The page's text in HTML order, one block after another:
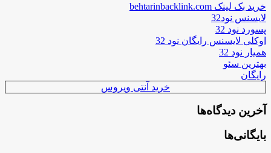
خرید بک لینک behtarinbacklink.com
لایسنس نود32
پسورد نود 32
اوکلی لایسنس رایگان نود 32
همیار نود 32
بهترین سئو
رایگان
خرید آنتی ویروس
آخرین دیدگاه‌ها
بایگانی‌ها